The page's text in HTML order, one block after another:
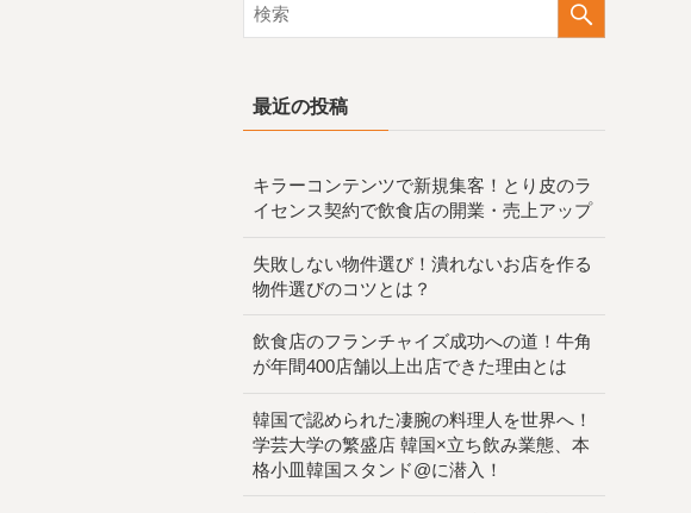
最近の投稿
キラーコンテンツで新規集客！とり皮のラ
イセンス契約で飲食店の開業・売上アップ
失敗しない物件選び！潰れないお店を作る
物件選びのコツとは？
飲食店のフランチャイズ成功への道！牛角
が年間400店舗以上出店できた理由とは
韓国で認められた凄腕の料理人を世界へ！
学芸大学の繁盛店 韓国×立ち飲み業態、本
格小皿韓国スタンド@に潜入！